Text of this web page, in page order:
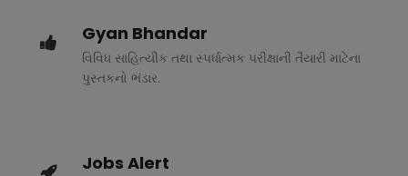
Gyan Bhandar
વિવિધ સાહિત્યીક તથા સ્પર્ધાત્મક પરીક્ષાની તૈયારી માટેના
પુસ્તકનો ભંડાર.
Jobs Alert